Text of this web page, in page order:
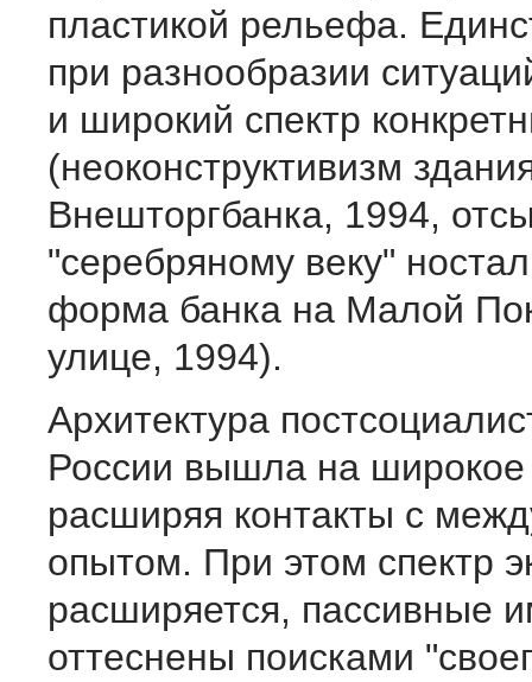
пластикой рельефа.
при разнообразии
и широкий спектр
(неоконструктивизм
Внешторгбанка, 1994,
"серебряному веку"
форма банка на Малой
улице, 1994).
Архитектура
России вышла на широкое
расширяя контакты с
опытом. При этом спектр
расширяется, пассивные
оттеснены поисками